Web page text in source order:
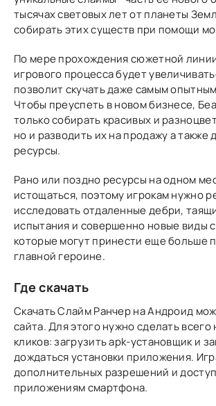
тысячах световых лет от планеты
собирать этих существ при помощи
По мере прохождения сюжетной
игрового процесса будет
позволит скучать даже самым
Чтобы преуспеть в новом бизнесе,
только собирать красивых и
но и разводить их на продажу а также
ресурсы.
Рано или поздно ресурсы на одном
истощаться, поэтому игрокам нужно
исследовать отдаленные дебри,
испытания и совершенно новые виды
которые могут принести еще больше
главной героине.
Где скачать
Скачать Слайм Ранчер на Андроид
сайта. Для этого нужно сделать всего
кликов: загрузить apk-установщик и
дождаться установки приложения.
дополнительных разрешений и
приложениям смартфона.